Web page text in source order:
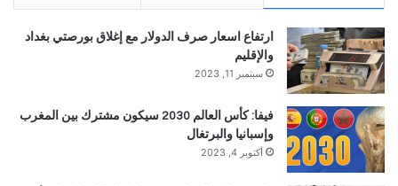
ارتفاع اسعار صرف الدولار مع إغلاق بورصتي بغداد
والإقليم
سبتمبر 11, 2023
فيفا: كأس العالم 2030 سيكون مشترك بين المغرب
وإسبانيا والبرتغال
أكتوبر 4, 2023